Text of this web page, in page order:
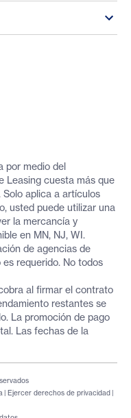
por medio del
Leasing cuesta más que
aplica a artículos
usted puede utilizar una
la mercancía y
en MN, NJ, WI.
de agencias de
requerido. No todos
al firmar el contrato
restantes se
La promoción de pago
Las fechas de la
| Ejercer derechos de privacidad |